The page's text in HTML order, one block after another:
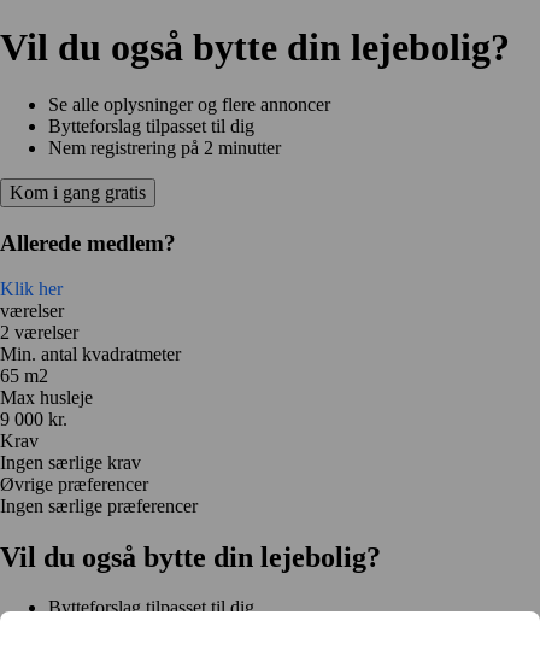
Vil du også bytte din lejebolig?
Se alle oplysninger og flere annoncer
Bytteforslag tilpasset til dig
Nem registrering på 2 minutter
Kom i gang gratis
Allerede medlem?
Klik her
værelser
2 værelser
Min. antal kvadratmeter
65 m2
Max husleje
9 000 kr.
Krav
Ingen særlige krav
Øvrige præferencer
Ingen særlige præferencer
Vil du også bytte din lejebolig?
Bytteforslag tilpasset til dig